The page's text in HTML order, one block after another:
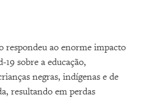
respondeu ao enorme impacto
sobre a educação,
negras, indígenas e de
resultando em perdas